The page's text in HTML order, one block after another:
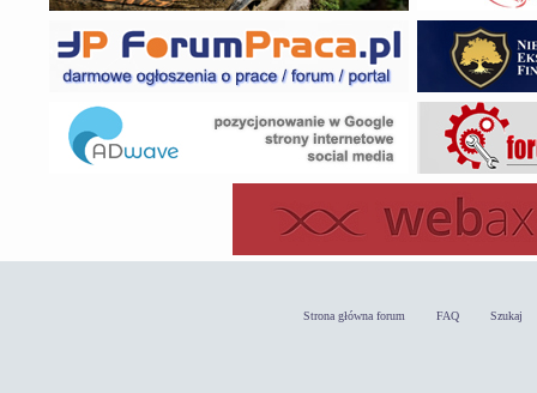
Strona główna forum FAQ Szukaj